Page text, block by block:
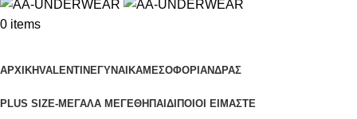
0 items
ΑΡΧΙΚΗVALENTINEΓΥΝΑΙΚΑΜΕΣΟΦΟΡΙ ΑΝΔΡΑΣ
PLUS SIZE-ΜΕΓΑΛΑ ΜΕΓΕΘΗ ΠΑΙΔΙ ΠΟΙΟΙ ΕΙΜΑΣΤΕ